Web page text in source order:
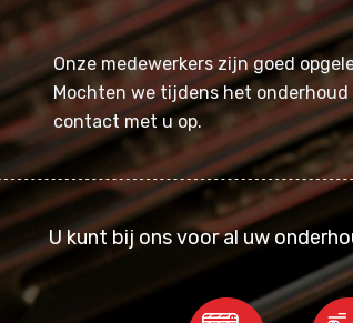
Onze medewerkers zijn goed
Mochten we tijdens het
contact met u op.
U kunt bij ons voor al uw